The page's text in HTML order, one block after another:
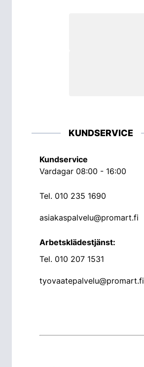
KUNDSERVICE
Kundservice
Vardagar 08:00 - 16:00
Tel. 010 235 1690
asiakaspalvelu@promart.fi
Arbetsklädestjänst:
Tel. 010 207 1531
tyovaatepalvelu@promart.fi